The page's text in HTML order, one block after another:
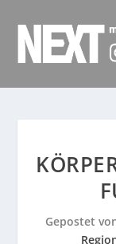
Gepostet